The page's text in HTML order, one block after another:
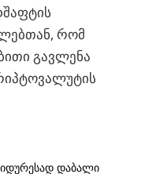
რომ
გავლენა
დაბალი